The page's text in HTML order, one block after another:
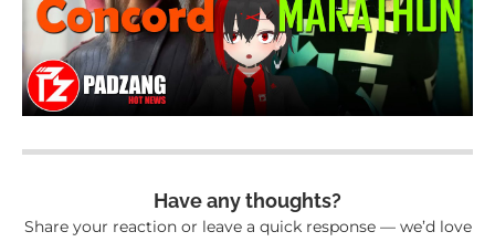
Have any thoughts?
Share your reaction or leave a quick response — we’d love